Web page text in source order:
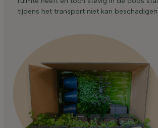
tijdens het transport niet kan beschadigen.